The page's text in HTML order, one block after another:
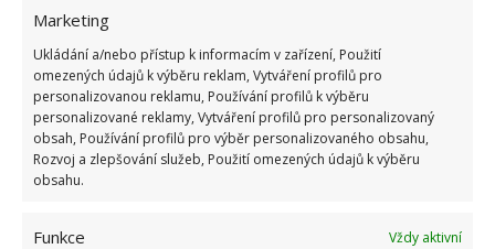
Marketing
Ukládání a/nebo přístup k informacím v zařízení, Použití
omezených údajů k výběru reklam, Vytváření profilů pro
personalizovanou reklamu, Používání profilů k výběru
personalizované reklamy, Vytváření profilů pro personalizovaný
obsah, Používání profilů pro výběr personalizovaného obsahu,
Rozvoj a zlepšování služeb, Použití omezených údajů k výběru
obsahu.
Funkce
Vždy aktivní
Obecně se doporučuje jezírka o většího typu
vyzdívat, kolmé vyzděné strany totiž umožní lepší
sklouznutí případných nečistot a usazenin až na dno
a poté do filtru. U menších jezírek většinou stačí
izolace folií. I výběru folie je nutné věnovat zvýšenou
pozornost, nejen pro to, že folie zabraňuje
funkci. Vhodná barva folie pomůže k vytvoření jemně